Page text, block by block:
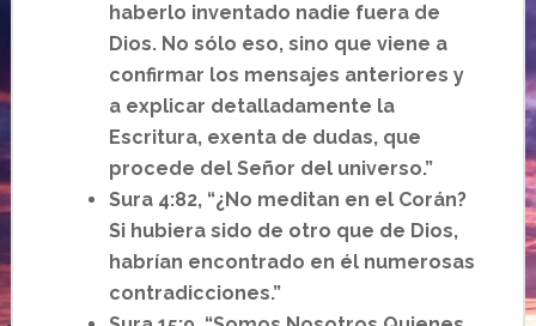
haberlo inventado nadie fuera de
Dios. No sólo eso, sino que viene a
confirmar los mensajes anteriores y
a explicar detalladamente la
Escritura, exenta de dudas, que
procede del Señor del universo.”
Sura 4:82, “¿No meditan en el Corán?
Si hubiera sido de otro que de Dios,
habrían encontrado en él numerosas
contradicciones.”